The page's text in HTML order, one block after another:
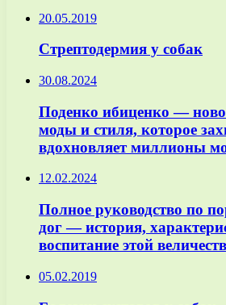
20.05.2019
Стрептодермия у собак
30.08.2024
Поденко ибиценко —
моды и стиля, которое
вдохновляет миллионы
12.02.2024
Полное руководство по
дог — история,
воспитание этой
05.02.2019